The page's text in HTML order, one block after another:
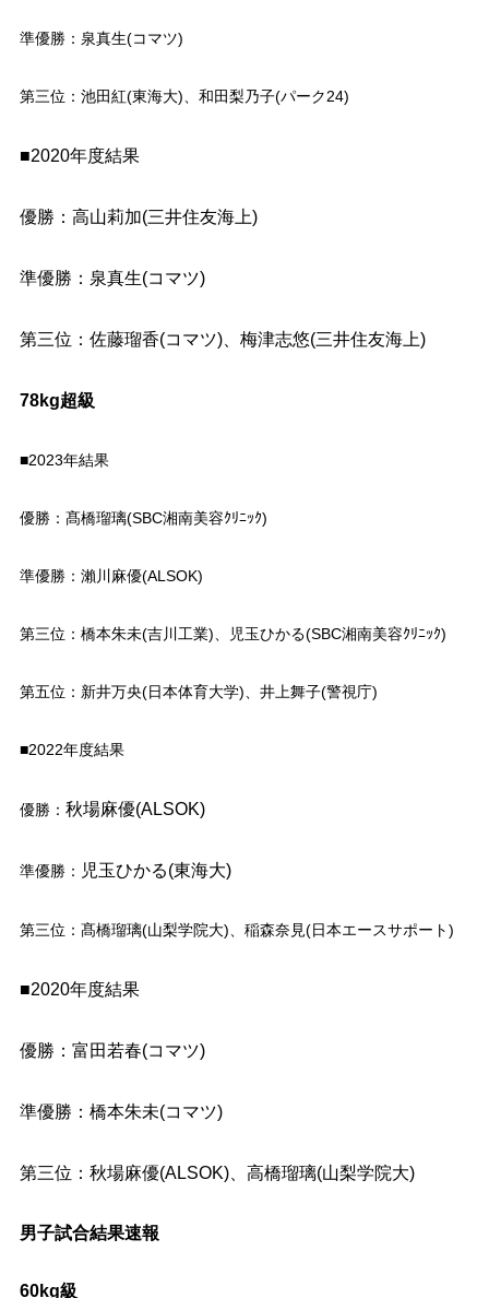
準優勝：泉真生(コマツ)
第三位：池田紅(東海大)、和田梨乃子(パーク24)
■2020年度結果
優勝：高山莉加(三井住友海上)
準優勝：泉真生(コマツ)
第三位：佐藤瑠香(コマツ)、梅津志悠(三井住友海上)
78kg超級
■2023年結果
優勝：髙橋瑠璃(SBC湘南美容ｸﾘﾆｯｸ)
準優勝：瀨川麻優(ALSOK)
第三位：橋本朱未(吉川工業)、児玉ひかる(SBC湘南美容ｸﾘﾆｯｸ)
第五位：新井万央(日本体育大学)、井上舞子(警視庁)
■2022年度結果
優勝： 秋場麻優(ALSOK)
準優勝： 児玉ひかる(東海大)
第三位：髙橋瑠璃(山梨学院大)、稲森奈見(日本エースサポート)
■2020年度結果
優勝：富田若春(コマツ)
準優勝：橋本朱未(コマツ)
第三位：秋場麻優(ALSOK)、高橋瑠璃(山梨学院大)
男子試合結果速報
60kg級